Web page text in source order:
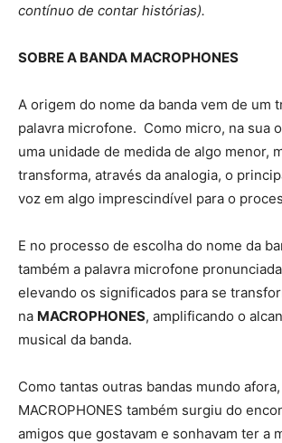
contínuo de contar histórias).
SOBRE A BANDA MACROPHONES
A origem do nome da banda vem de um
palavra microfone. Como micro, na sua
uma unidade de medida de algo menor,
transforma, através da analogia, o
voz em algo imprescindível para o
E no processo de escolha do nome da
também a palavra microfone
elevando os significados para se
na MACROPHONES, amplificando o
musical da banda.
Como tantas outras bandas mundo
MACROPHONES também surgiu do
amigos que gostavam e sonhavam ter a